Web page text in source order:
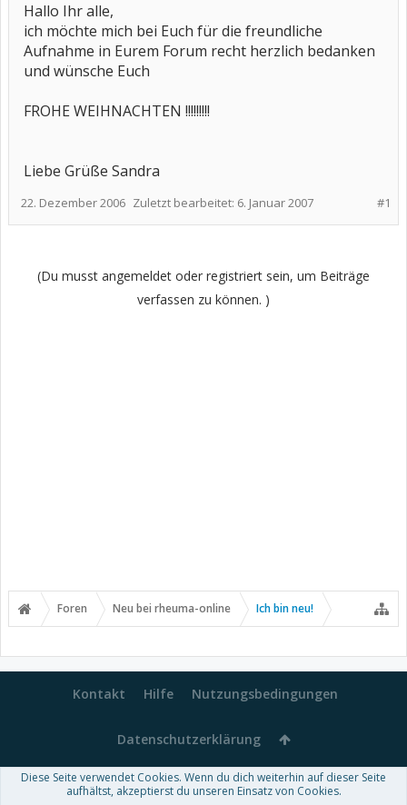
Hallo Ihr alle,
ich möchte mich bei Euch für die freundliche
Aufnahme in Eurem Forum recht herzlich bedanken
und wünsche Euch
FROHE WEIHNACHTEN !!!!!!!!!
Liebe Grüße Sandra
#1
22. Dezember 2006 Zuletzt bearbeitet: 6. Januar 2007
(Du musst angemeldet oder registriert sein, um Beiträge
verfassen zu können. )
Foren Neu bei rheuma-online Ich bin neu!
Kontakt Hilfe Nutzungsbedingungen
Datenschutzerklärung
Forum software by XenForo™-Deutsch von xenDach
Diese Seite verwendet Cookies. Wenn du dich weiterhin auf dieser Seite
aufhältst, akzeptierst du unseren Einsatz von Cookies.